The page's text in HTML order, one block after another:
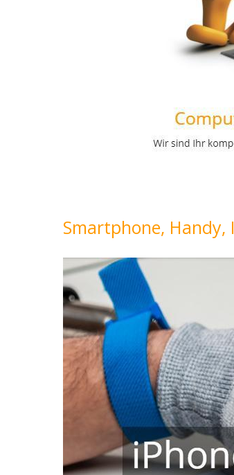
Smartphone,